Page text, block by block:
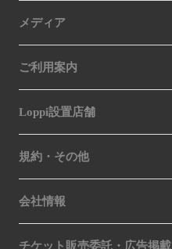
メディア
ご利用案内
Loppi設置店舗
規約・その他
会社情報
チケット販売委託・広告掲載